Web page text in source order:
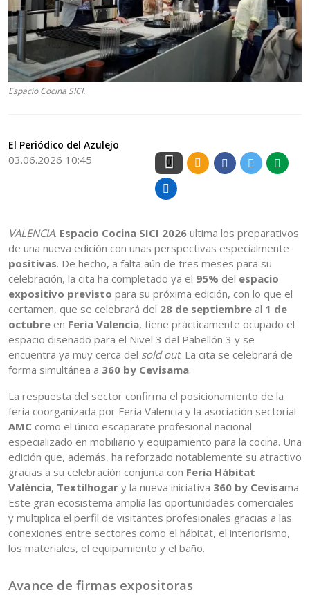
Espacio Cocina SICI.
El Periódico del Azulejo
03.06.2026 10:45 0
VALENCIA. Espacio Cocina SICI 2026 ultima los preparativos
de una nueva edición con unas perspectivas especialmente
positivas. De hecho, a falta aún de tres meses para su
celebración, la cita ha completado ya el 95% del espacio
expositivo previsto para su próxima edición, con lo que el
certamen, que se celebrará del 28 de septiembre al 1 de
octubre en Feria Valencia, tiene prácticamente ocupado el
espacio diseñado para el Nivel 3 del Pabellón 3 y se
encuentra ya muy cerca del sold out. La cita se celebrará de
forma simultánea a 360 by Cevisama.
La respuesta del sector confirma el posicionamiento de la
feria coorganizada por Feria Valencia y la asociación sectorial
AMC como el único escaparate profesional nacional
especializado en mobiliario y equipamiento para la cocina. Una
edición que, además, ha reforzado notablemente su atractivo
gracias a su celebración conjunta con Feria Hábitat
València, Textilhogar y la nueva iniciativa 360 by Cevisama.
Este gran ecosistema amplía las oportunidades comerciales
y multiplica el perfil de visitantes profesionales gracias a las
conexiones entre sectores como el hábitat, el interiorismo,
los materiales, el equipamiento y el baño.
Avance de firmas expositoras